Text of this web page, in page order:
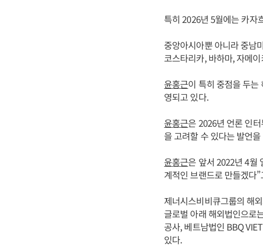
특히 2026년 5월에는 카자
중앙아시아뿐 아니라 중남
코스타리카, 바하마, 자메
윤홍근이 특히 중점을 두는
영되고 있다.
윤홍근은 2026년 언론 인
을 고려할 수 있다는 발언
윤홍근은 앞서 2022년 4월
계적인 브랜드로 만들겠다
제너시스비비큐그룹의 해
글로벌 아래 해외법인으로
공사, 베트남법인 BBQ
있다.